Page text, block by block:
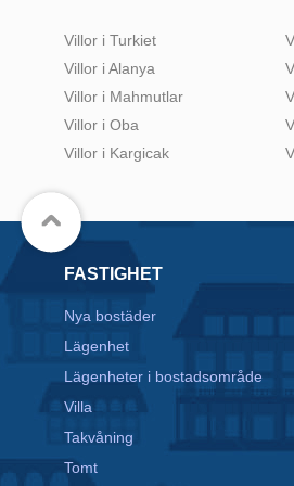
Villor i Turkiet
Villor i Alanya
Villor i Mahmutlar
Villor i Oba
Villor i Kargicak
FASTIGHET
Nya bostäder
Lägenhet
Lägenheter i bostadsområde
Villa
Takvåning
Tomt